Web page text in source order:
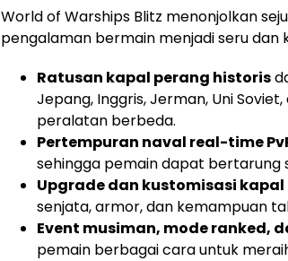
World of Warships Blitz menonjolkan
pengalaman bermain menjadi seru dan
Ratusan kapal perang historis
Jepang, Inggris, Jerman, Uni
peralatan berbeda.
Pertempuran naval real-time
sehingga pemain dapat bertarung
Upgrade dan kustomisasi kapal
senjata, armor, dan kemampuan
Event musiman, mode ranked,
pemain berbagai cara untuk